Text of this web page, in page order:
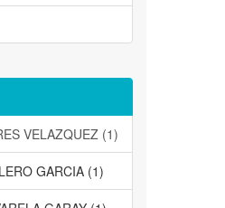
VELAZQUEZ (1)
GARCIA (1)